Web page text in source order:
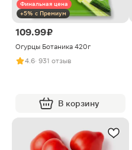
Финальная цена
+5% с Премиум
109.99 ₽
Огурцы Ботаника 420г
4.6· 931 отзыв
В корзину